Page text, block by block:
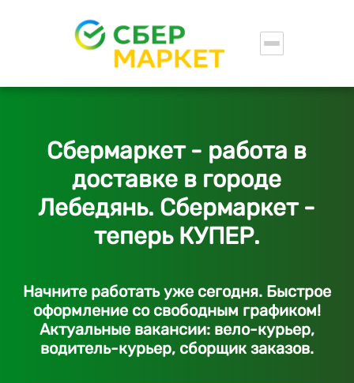
Сбермаркет - работа в
доставке в городе
Лебедянь. Сбермаркет -
теперь КУПЕР.
Начните работать уже сегодня. Быстрое
оформление со свободным графиком!
Актуальные вакансии: вело-курьер,
водитель-курьер, сборщик заказов.